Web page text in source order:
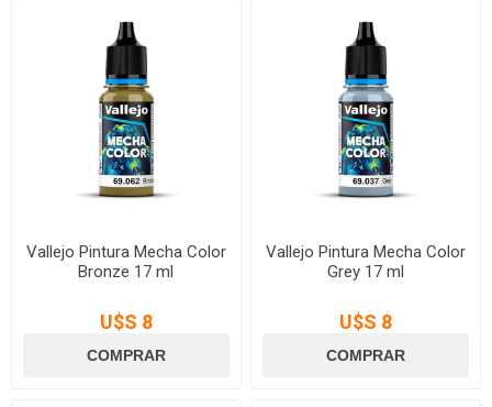
Vallejo Pintura Mecha Color
Bronze 17 ml
U$S 8
Vallejo Pintura Mecha Color
Grey 17 ml
U$S 8